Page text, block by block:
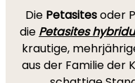
Die Petasitesoder
die Petasites
krautige,
aus der Familie der